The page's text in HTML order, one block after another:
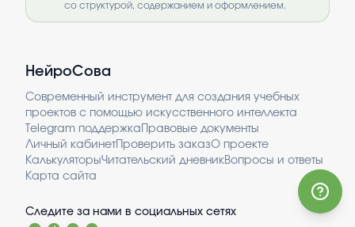
со структурой, содержанием и оформлением.
НейроСова
Современный инструмент для создания учебных
проектов с помощью искусственного интеллекта
Telegram поддержка Правовые документы
Личный кабинетПроверить заказО проекте
КалькуляторыЧитательский дневникВопросы и ответы
Карта сайта
Следите за нами в социальных сетях